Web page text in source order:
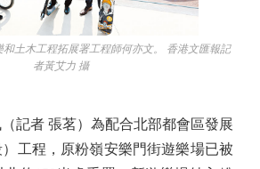
土木工程拓展署工程師何亦文。 香港文匯報記
者黃艾力 攝
者 張茗）為配合北部都會區發展
工程，原粉嶺安樂門街遊樂場已被